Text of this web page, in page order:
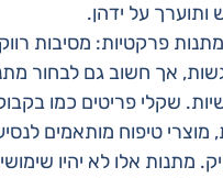
על ידהן.
פרקטיות: מסיבות
אך חשוב גם לבחור
שקלי פריטים כמו
מוצרי טיפוח מותאמים
מתנות אלו לא יהיו